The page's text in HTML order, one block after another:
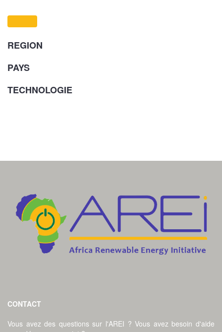
REGION
PAYS
TECHNOLOGIE
CONTACT
Vous avez des questions sur l'AREI ? Vous avez besoin d'aide